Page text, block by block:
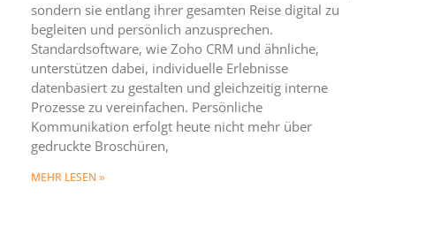
sondern sie entlang ihrer gesamten Reise digital zu
begleiten und persönlich anzusprechen.
Standardsoftware, wie Zoho CRM und ähnliche,
unterstützen dabei, individuelle Erlebnisse
datenbasiert zu gestalten und gleichzeitig interne
Prozesse zu vereinfachen. Persönliche
Kommunikation erfolgt heute nicht mehr über
gedruckte Broschüren,
MEHR LESEN »